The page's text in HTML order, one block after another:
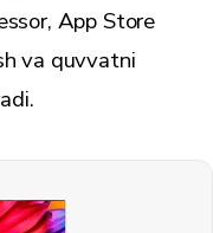
App Store
va quvvatni